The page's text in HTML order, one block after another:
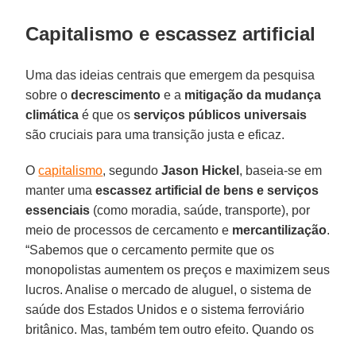
Capitalismo e escassez artificial
Uma das ideias centrais que emergem da pesquisa
sobre odecrescimento e a mitigação da mudança
climática é que osserviços públicos universais
são cruciais para uma transição justa e eficaz.
Ocapitalismo, segundoJason Hickel , baseia-se em
manter umaescassez artificial de bens e serviços
essenciais (como moradia, saúde, transporte), por
meio de processos de cercamento e mercantilização.
“Sabemos que o cercamento permite que os
monopolistas aumentem os preços e maximizem seus
lucros. Analise o mercado de aluguel, o sistema de
saúde dos Estados Unidos e o sistema ferroviário
britânico. Mas, também tem outro efeito. Quando os